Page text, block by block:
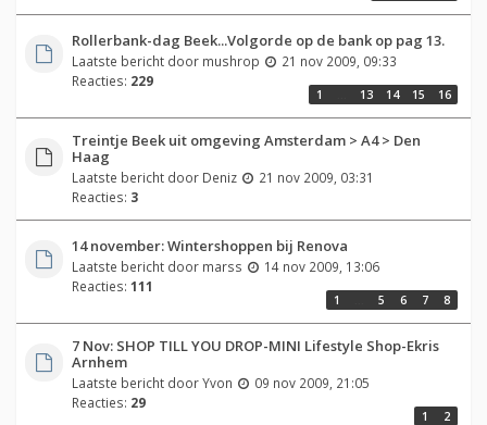
Rollerbank-dag Beek...Volgorde op de bank op pag 13.
Laatste bericht door mushrop
21 nov 2009, 09:33
Reacties: 229
1 13 14 15 16
Treintje Beek uit omgeving Amsterdam > A4 > Den
Haag
Laatste bericht door Deniz
21 nov 2009, 03:31
Reacties: 3
14 november: Wintershoppen bij Renova
Laatste bericht door marss
14 nov 2009, 13:06
Reacties: 111
1 5 6 7 8
7 Nov: SHOP TILL YOU DROP-MINI Lifestyle Shop-Ekris
Arnhem
Laatste bericht doorYvon
09 nov 2009, 21:05
Reacties: 29
1 2